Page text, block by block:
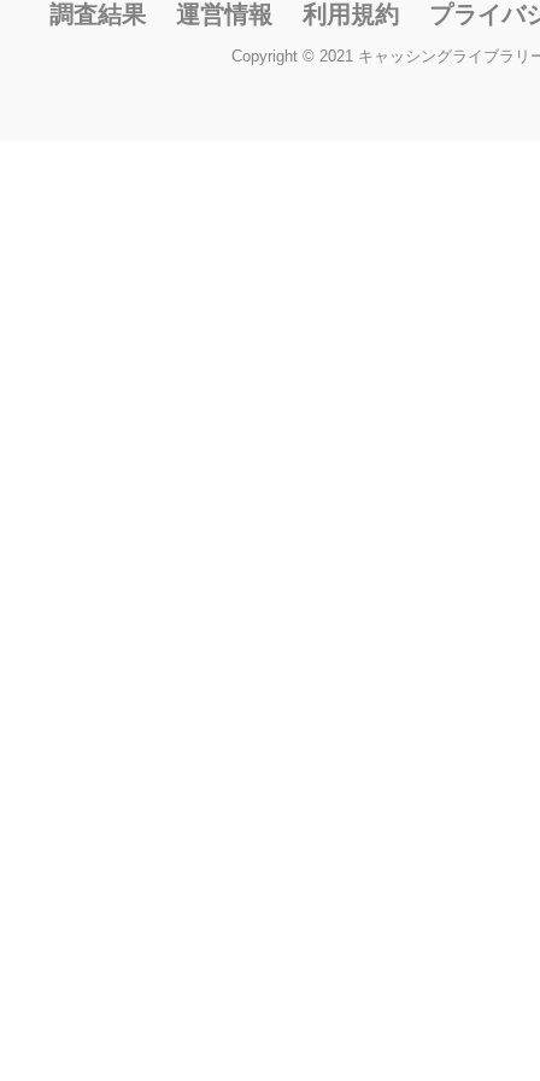
調査結果 運営情報 利用規約 プライバ
Copyright © 2021 キャッシングライブラリ